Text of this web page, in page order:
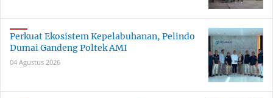
Perkuat Ekosistem Kepelabuhanan, Pelindo
Dumai Gandeng Poltek AMI
04 Agustus 2026